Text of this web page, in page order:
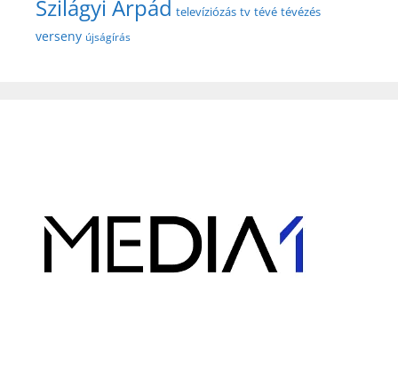
Szilágyi Árpád televíziózás tv tévé tévézés
verseny újságírás